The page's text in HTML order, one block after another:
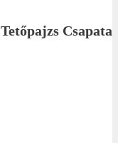
Tetőpajzs Csapata